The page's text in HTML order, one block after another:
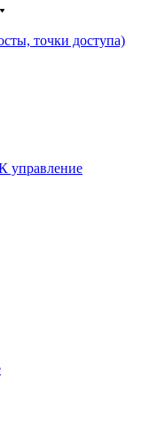
точки доступа)
управление